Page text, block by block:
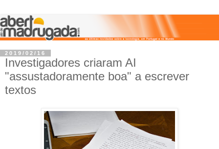
2019/02/16
Investigadores criaram AI
"assustadoramente boa" a escrever
textos